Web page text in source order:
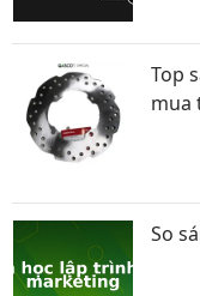
Top
mua
So